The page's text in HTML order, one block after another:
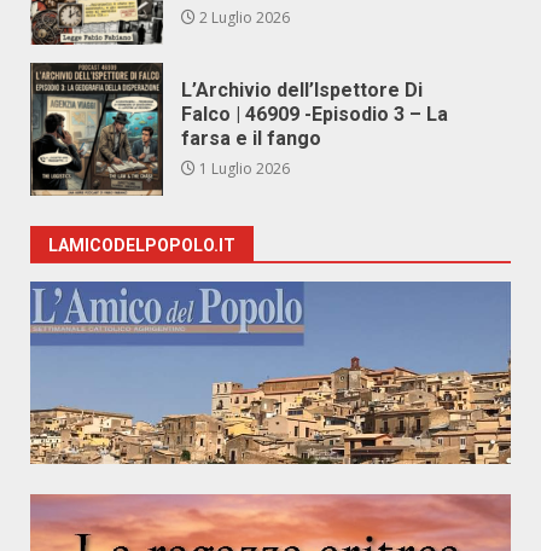
2 Luglio 2026
L’Archivio dell’Ispettore Di
Falco | 46909 -Episodio 3 – La
farsa e il fango
1 Luglio 2026
LAMICODELPOPOLO.IT